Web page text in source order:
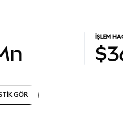
İŞLEM
GÖR